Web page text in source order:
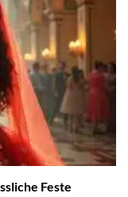
Feste